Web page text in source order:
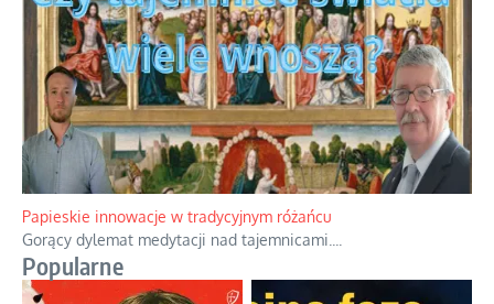
Kamienie i siekiery przeciw czołgom
Gorzka analityka decyzji warszawskich dowódców.